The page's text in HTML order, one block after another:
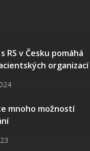
RS v Česku pomáhá
organizací
mnoho možností